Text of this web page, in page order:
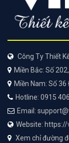
Công Ty Thiết
Miền Bắc: Số
Miền Nam: Số 36
Hotline: 0915
Email:
Website:
Xem chỉ đường